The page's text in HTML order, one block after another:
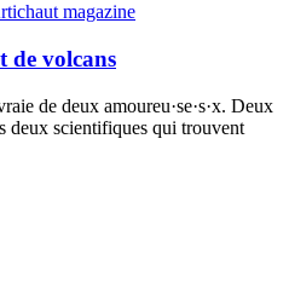
magazine
de volcans
de deux amoureu·se·s·x. Deux
deux scientifiques qui trouvent